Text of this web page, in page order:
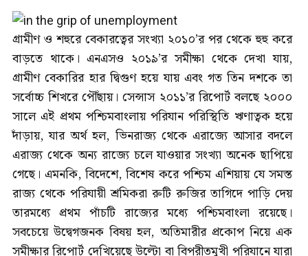
গ্রামীণ ও শহুরে বেকারত্বের সংখ্যা ২০১০’র পর থেকে হুহু করে
বাড়তে থাকে। এনএসও ২০১৯’র সমীক্ষা থেকে দেখা যায়,
গ্রামীণ বেকারির হার দ্বিগুণ হয়ে যায় এবং গত তিন দশকে তা
সর্বোচ্চ শিখরে পৌঁছায়। সেন্সাস ২০১১’র রিপোর্ট বলছে ২০০০
সালে এই প্রথম পশ্চিমবাংলায় পরিযান পরিস্থিতি ঋণাত্বক হয়ে
দাঁড়ায়, যার অর্থ হল, ভিনরাজ্য থেকে এরাজ্যে আসার বদলে
এরাজ্য থেকে অন্য রাজ্যে চলে যাওয়ার সংখ্যা অনেক ছাপিয়ে
গেছে। এমনকি, বিদেশে, বিশেষ করে পশ্চিম এশিয়ায় যে সমস্ত
রাজ্য থেকে পরিযায়ী শ্রমিকরা রুটি রুজির তাগিদে পাড়ি দেয়
তারমধ্যে প্রথম পাঁচটি রাজ্যের মধ্যে পশ্চিমবাংলা রয়েছে।
সবচেয়ে উদ্বেগজনক বিষয় হল, অতিমারীর প্রকোপ নিয়ে এক
সমীক্ষার রিপোর্ট দেখিয়েছে উল্টো বা বিপরীতমুখী পরিযানে যারা